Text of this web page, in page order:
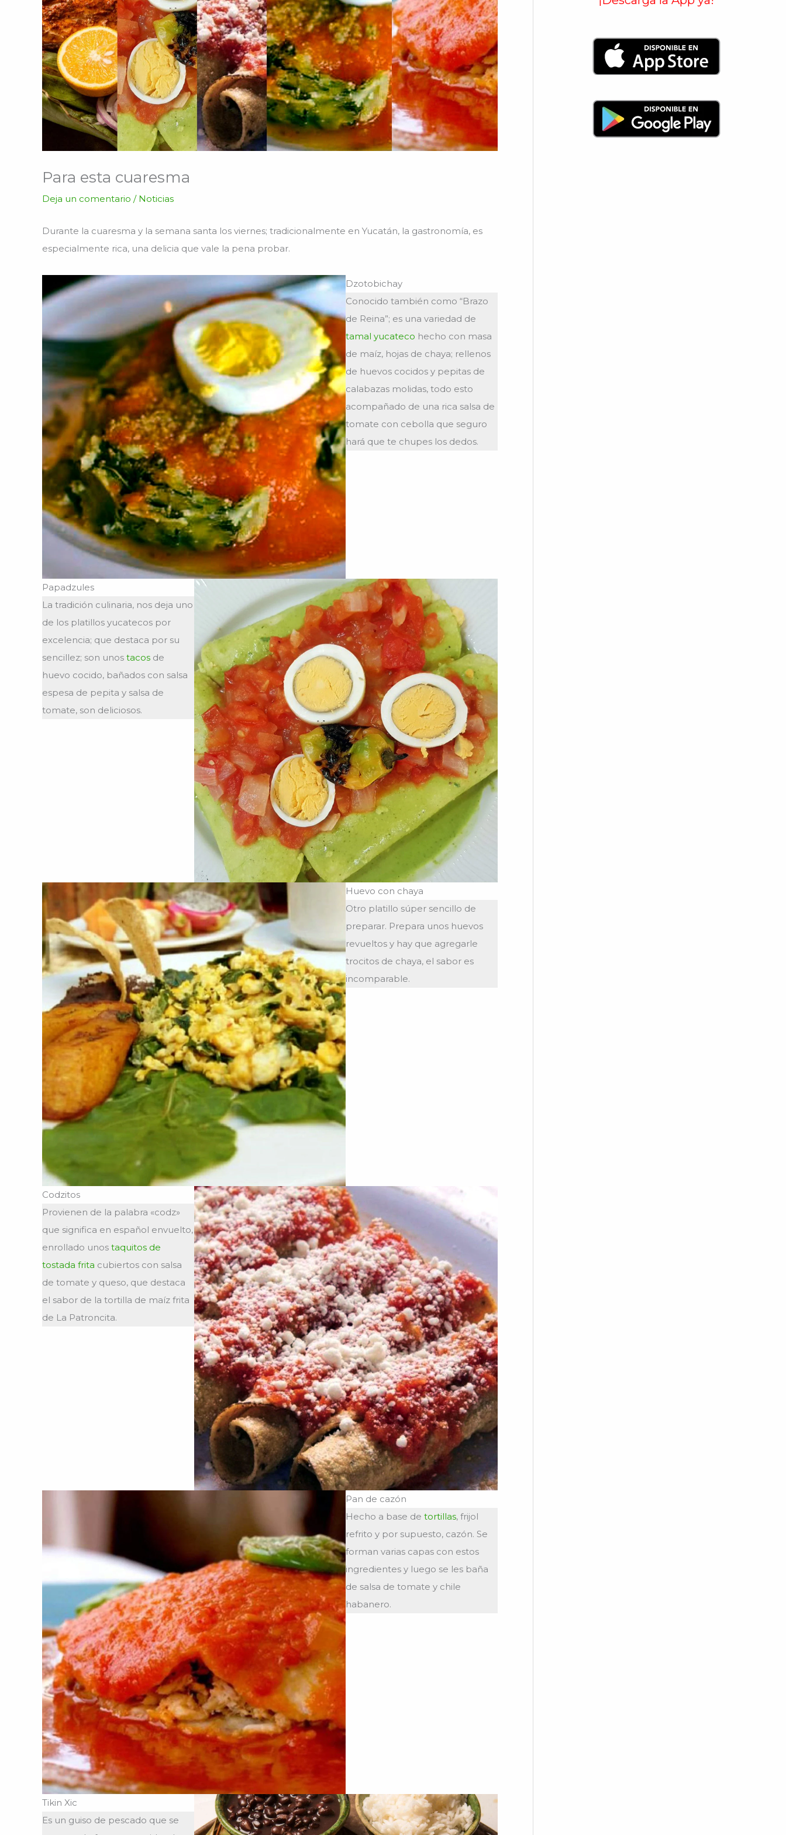
Para esta cuaresma
Deja un comentario / Noticias
Durante la cuaresma y la semana santa los viernes; tradicionalmente en Yucatán, la gastronomía, es
especialmente rica, una delicia que vale la pena probar.
Dzotobichay
Conocido también como “Brazo
de Reina”; es una variedad de
tamal yucateco hecho con masa
de maíz, hojas de chaya; rellenos
de huevos cocidos y pepitas de
calabazas molidas, todo esto
acompañado de una rica salsa de
tomate con cebolla que seguro
hará que te chupes los dedos.
Papadzules
La tradición culinaria, nos deja uno
de los platillos yucatecos por
excelencia; que destaca por su
sencillez; son unos tacos de
huevo cocido, bañados con salsa
espesa de pepita y salsa de
tomate, son deliciosos.
Huevo con chaya
Otro platillo súper sencillo de
preparar. Prepara unos huevos
revueltos y hay que agregarle
trocitos de chaya, el sabor es
incomparable.
Codzitos
Provienen de la palabra «codz»
que significa en español envuelto,
enrollado unos taquitos de
tostada frita cubiertos con salsa
de tomate y queso, que destaca
el sabor de la tortilla de maíz frita
de La Patroncita.
Pan de cazón
Hecho a base detortillas, frijol
refrito y por supuesto, cazón. Se
forman varias capas con estos
ingredientes y luego se les baña
de salsa de tomate y chile
habanero.
Tikin Xic
Es un guiso de pescado que se